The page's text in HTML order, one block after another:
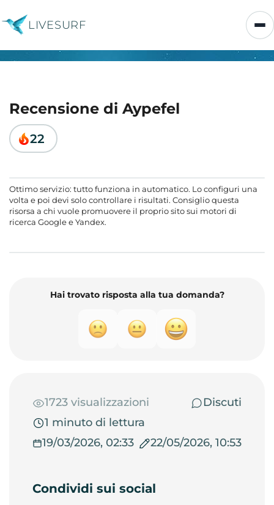
LIVESURF
Recensione di Aypefel
22
Ottimo servizio: tutto funziona in automatico. Lo configuri una
volta e poi devi solo controllare i risultati. Consiglio questa
risorsa a chi vuole promuovere il proprio sito sui motori di
ricerca Google e Yandex.
Hai trovato risposta alla tua domanda?
1723 visualizzazioni
Discuti
1 minuto di lettura
19/03/2026, 02:33
22/05/2026, 10:53
Condividi sui social